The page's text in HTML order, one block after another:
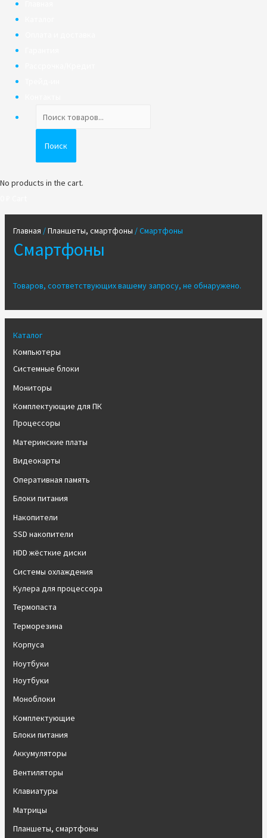
товаров
Поиск
No products in the cart.
Каталог
Компьютеры
Системные блоки
Мониторы
Комплектующие для ПК
Процессоры
Материнские платы
Видеокарты
Оперативная память
Блоки питания
Накопители
SSD накопители
HDD жёсткие диски
Системы охлаждения
Кулера для процессора
Термопаста
Терморезина
Корпуса
Ноутбуки
Ноутбуки
Моноблоки
Комплектующие
Блоки питания
Аккумуляторы
Вентиляторы
Клавиатуры
Матрицы
Планшеты, смартфоны
Главная /Планшеты, смартфоны / Смартфоны
Смартфоны
Товаров, соответствующих вашему запросу, не обнаружено.